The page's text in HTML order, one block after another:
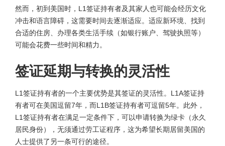
然而，初到美国时，L1签证持有者及其家人也可能会经历文化
冲击和语言障碍，这需要时间去逐渐适应。适应新环境、找到
合适的住房、办理各类生活手续（如银行账户、驾驶执照等）
可能会花费一些时间和精力。
签证延期与转换的灵活性
L1签证持有者的一个主要优势是其签证的灵活性。L1A签证持
有者可在美国逗留7年，而L1B签证持有者可逗留5年。此外，
L1签证持有者在满足一定条件下，可以申请转换为绿卡（永久
居民身份），无须通过劳工证程序，这为希望长期居留美国的
人士提供了另一条可行的途径。